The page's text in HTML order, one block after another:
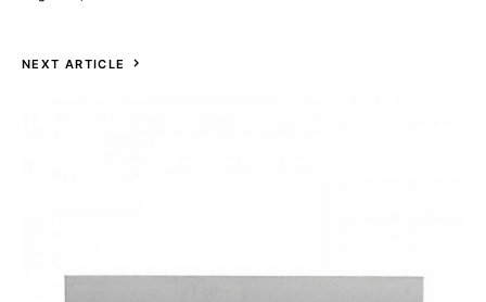
NEXT ARTICLE